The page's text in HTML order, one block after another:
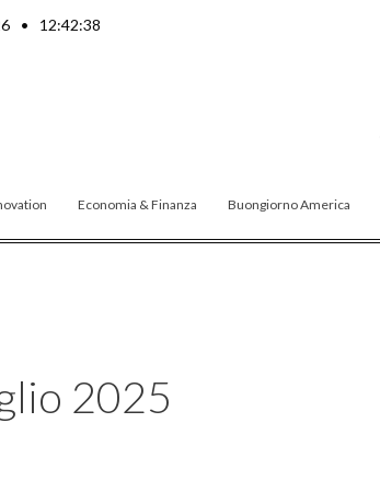
• 12:42:40
Economia & Finanza Buongiorno America
2025